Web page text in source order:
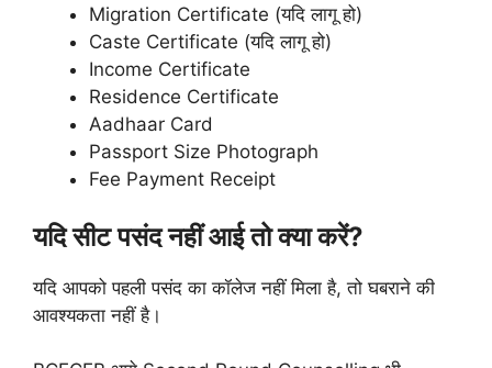
Migration Certificate (यदि लागू हो)
Caste Certificate (यदि लागू हो)
Income Certificate
Residence Certificate
Aadhaar Card
Passport Size Photograph
Fee Payment Receipt
यदि सीट पसंद नहीं आई तो क्या करें?
यदि आपको पहली पसंद का कॉलेज नहीं मिला है, तो घबराने की
आवश्यकता नहीं है।